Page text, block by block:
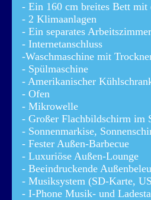
- Ein 160 cm breites Bett mit
- 2 Klimaanlagen
- Ein separates
- Internetanschluss
-Waschmaschine mit
- Spülmaschine
- Amerikanischer
- Ofen
- Mikrowelle
- Großer Flachbildschirm im
- Sonnenmarkise,
- Fester Außen-Barbecue
- Luxuriöse Außen-Lounge
- Beeindruckende
- Musiksystem (SD-Karte,
- I-Phone Musik- und